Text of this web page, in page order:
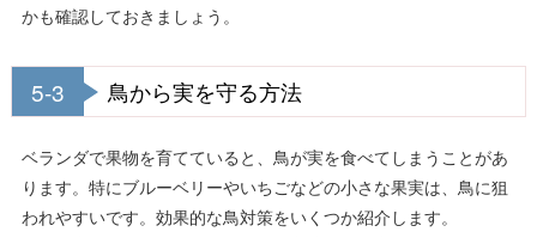
かも確認しておきましょう。
5-3 鳥から実を守る方法
ベランダで果物を育てていると、鳥が実を食べてしまうことがあ
ります。特にブルーベリーやいちごなどの小さな果実は、鳥に狙
われやすいです。効果的な鳥対策をいくつか紹介します。